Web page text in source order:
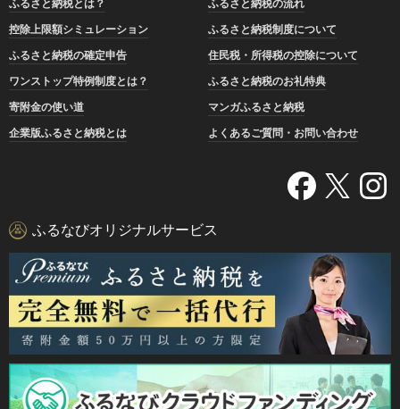
ふるさと納税とは？
ふるさと納税の流れ
控除上限額シミュレーション
ふるさと納税制度について
ふるさと納税の確定申告
住民税・所得税の控除について
ワンストップ特例制度とは？
ふるさと納税のお礼特典
寄附金の使い道
マンガふるさと納税
企業版ふるさと納税とは
よくあるご質問・お問い合わせ
ふるなびオリジナルサービス